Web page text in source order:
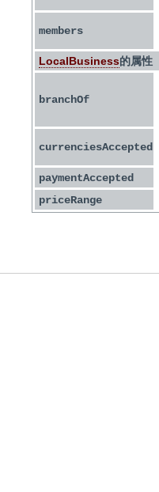
members
LocalBusiness的属性
branchOf
currenciesAccepted
paymentAccepted
priceRange